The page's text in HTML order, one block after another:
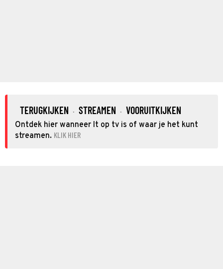
TERUGKIJKEN · STREAMEN · VOORUITKIJKEN
Ontdek hier wanneer It op tv is of waar je het kunt
streamen. KLIK HIER